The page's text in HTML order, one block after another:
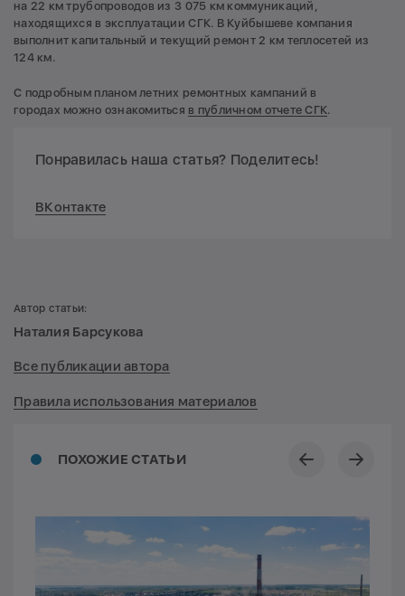
на 22 км трубопроводов из 3 075 км коммуникаций,
находящихся в эксплуатации СГК. В Куйбышеве компания
выполнит капитальный и текущий ремонт 2 км теплосетей из
124 км.
С подробным планом летних ремонтных кампаний в
городах можно ознакомиться в публичном отчете СГК.
Понравилась наша статья? Поделитесь!
ВКонтакте
ПОХОЖИЕ СТАТЬИ
Автор статьи:
Наталия Барсукова
Все публикации автора
Правила использования материалов